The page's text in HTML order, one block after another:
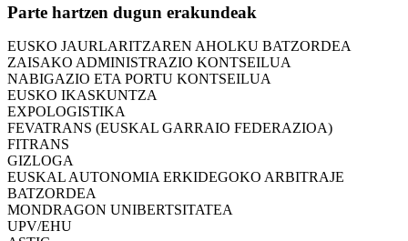
Parte hartzen dugun erakundeak
AHOLKU BATZORDEA
GIPUZKOAKO IKUSKAPEN BATZORDEA
EUSKO JAURLARITZAREN AHOLKU BATZORDEA
ZAISAKO ADMINISTRAZIO KONTSEILUA
NABIGAZIO ETA PORTU KONTSEILUA
EUSKO IKASKUNTZA
EXPOLOGISTIKA
FEVATRANS (EUSKAL GARRAIO FEDERAZIOA)
FITRANS
GIZLOGA
EUSKAL AUTONOMIA ERKIDEGOKO ARBITRAJE
BATZORDEA
MONDRAGON UNIBERTSITATEA
UPV/EHU